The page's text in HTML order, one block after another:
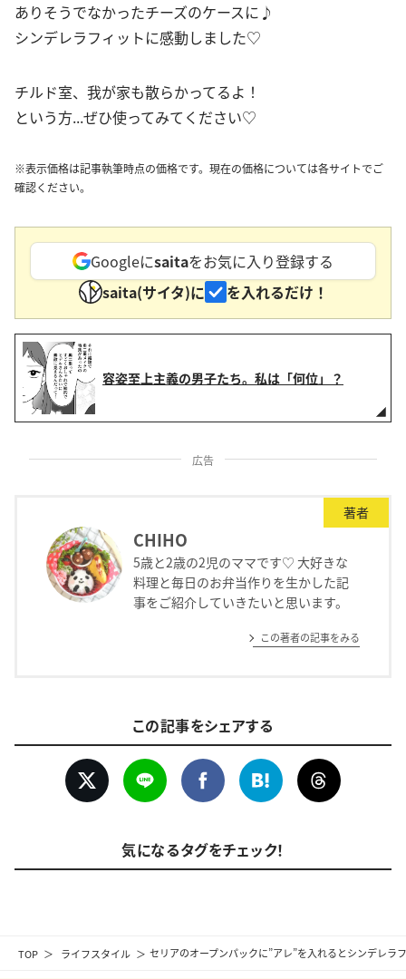
TOP ライフスタイル セリアのオープンパックに”アレ”を入れるとシンデレラ
ありそうでなかったチーズのケースに♪
シンデレラフィットに感動しました♡
チルド室、我が家も散らかってるよ！
という方...ぜひ使ってみてください♡
※表示価格は記事執筆時点の価格です。現在の価格については各サイトでご
確認ください。
Googleにsaitaをお気に入り登録する
saita(サイタ)に
を入れるだけ！
容姿至上主義の男子たち。私は「何位」？
広告
著者
CHIHO
5歳と2歳の2児のママです♡ 大好きな
料理と毎日のお弁当作りを生かした記
事をご紹介していきたいと思います。
この著者の記事をみる
この記事をシェアする
気になるタグをチェック！